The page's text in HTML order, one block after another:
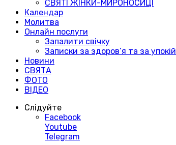
СВЯТІ ЖІНКИ-МИРОНОСИЦІ
Календар
Молитва
Онлайн послуги
Запалити свічку
Записки за здоров’я та за упокій
Новини
СВЯТА
ФОТО
ВІДЕО
Слідуйте
Facebook
Youtube
Telegram